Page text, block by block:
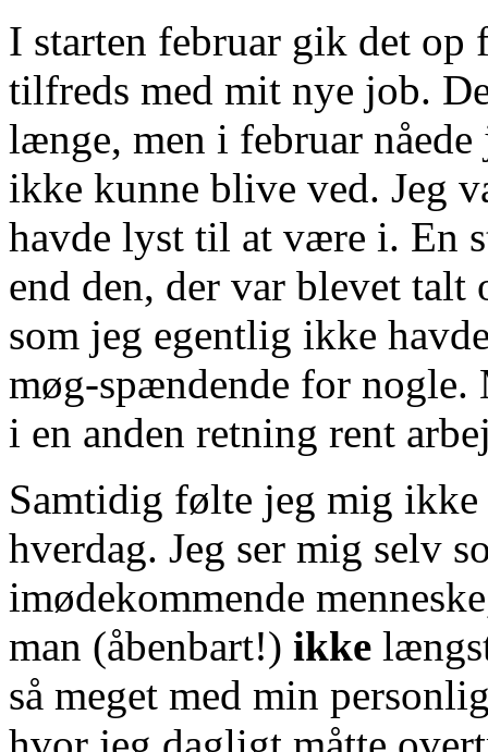
I starten februar gik det
tilfreds med mit nye job.
længe, men i februar
ikke kunne blive ved. Jeg
havde lyst til at være i. En
end den, der var blevet
som jeg egentlig ikke
møg-spændende for
i en anden retning rent
Samtidig følte jeg mig
hverdag. Jeg ser mig selv
imødekommende
man (åbenbart!) ikke
så meget med min